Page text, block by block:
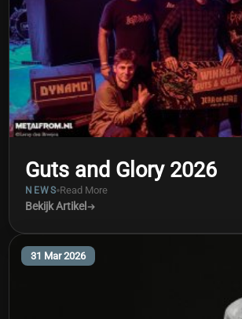
Guts and Glory 2026
NEWS Read More
Bekijk Artikel
31 Mar 2026